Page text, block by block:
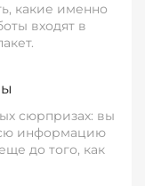
какие именно
входят в
сюрпризах: вы
информацию
до того, как